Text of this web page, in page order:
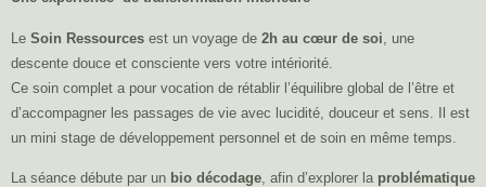
Le Soin Ressources est un voyage de 2h au cœur de soi , une
descente douce et consciente vers votre intériorité.
Ce soin complet a pour vocation de rétablir l’équilibre global de l’être et
d’accompagner les passages de vie avec lucidité, douceur et sens. Il est
un mini stage de développement personnel et de soin en même temps.
La séance débute par un bio décodage , afin d’explorer la problématique